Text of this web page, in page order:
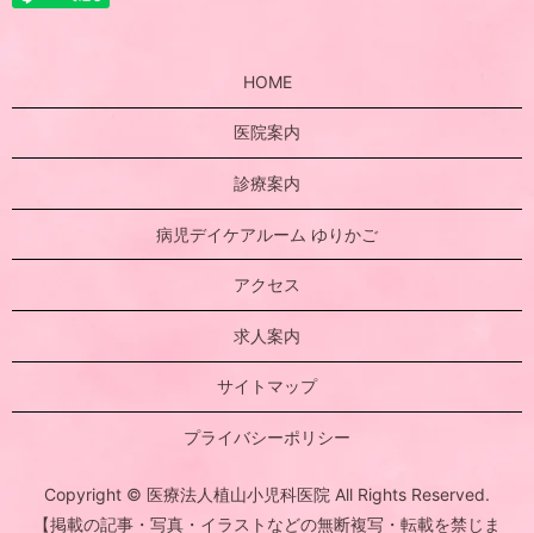
HOME
医院案内
診療案内
病児デイケアルーム ゆりかご
アクセス
求人案内
サイトマップ
プライバシーポリシー
Copyright © 医療法人植山小児科医院 All Rights Reserved.
【掲載の記事・写真・イラストなどの無断複写・転載を禁じま